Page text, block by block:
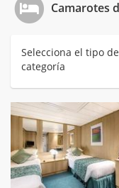
Camarotes
Selecciona el tipo de
categoría